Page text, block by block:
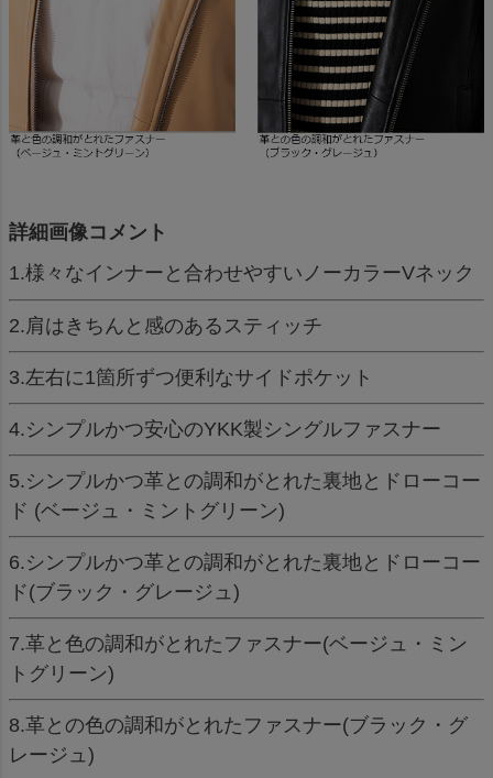
詳細画像コメント
1.様々なインナーと合わせやすいノーカラーVネック
2.肩はきちんと感のあるスティッチ
3.左右に1箇所ずつ便利なサイドポケット
4.シンプルかつ安心のYKK製シングルファスナー
5.シンプルかつ革との調和がとれた裏地とドローコー
ド (ベージュ・ミントグリーン)
6.シンプルかつ革との調和がとれた裏地とドローコー
ド(ブラック・グレージュ)
7.革と色の調和がとれたファスナー(ベージュ・ミン
トグリーン)
8.革との色の調和がとれたファスナー(ブラック・グ
レージュ)